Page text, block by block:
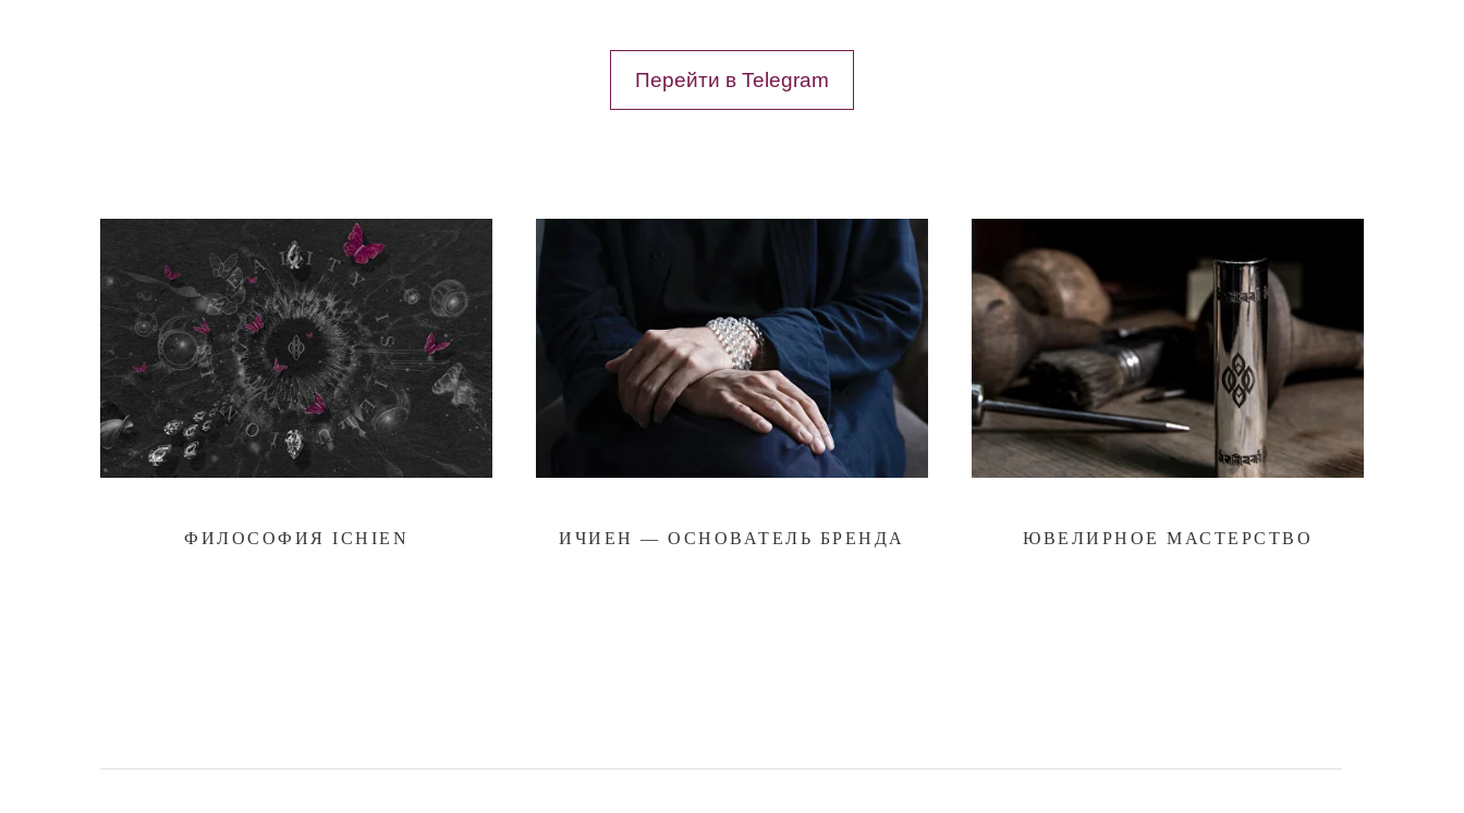
Перейти в Telegram
ФИЛОСОФИЯ ICHIEN ИЧИЕН — ОСНОВАТЕЛЬ БРЕНДА ЮВЕЛИРНОЕ МАСТЕРСТВО